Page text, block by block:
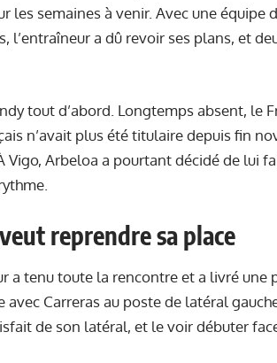
les semaines à venir. Avec une équipe
l’entraîneur a dû revoir ses plans, et
tout d’abord. Longtemps absent, le
n’avait plus été titulaire depuis fin
Vigo, Arbeloa a pourtant décidé de lui
reprendre sa place
a tenu toute la rencontre et a livré
avec Carreras au poste de latéral
de son latéral, et le voir débuter